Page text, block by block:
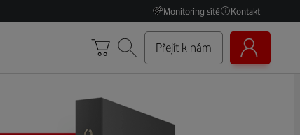
Monitoring sítě Kontakt
Přejít k nám